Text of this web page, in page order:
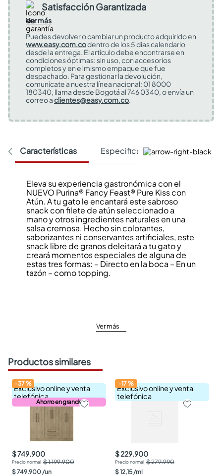
Satisfacción Garantizada
Ver más
Puedes devolver o cambiar un producto adquirido en
www.easy.com.codentro de los 5 días calendario
desde la entrega. El artículo debe encontrarse en
condiciones óptimas: sin uso, con accesorios
completos y en el mismo empaque que fue
despachado. Para gestionar la devolución,
comunícate a nuestra línea nacional: 01 8000
180340, llama desde Bogotá al 746 0340, o envía un
correo aclientes@easy.com.co.
Características Especificaciones Técnicas
Eleva su experiencia gastronómica con el
NUEVO Purina® Fancy Feast® Pure Kiss con
Atún. A tu gato le encantará este sabroso
snack con filete de atún seleccionado a
mano y otros ingredientes naturales en una
salsa cremosa. Hecho sin colorantes,
saborizantes ni conservantes artificiales, este
snack libre de granos deleitará a tu gato y
creará momentos especiales de alguna de
estas tres formas: – Directo en la boca – En un
tazón – como topping.
Ver más
Productos similares
Exclusivo online y venta
telefónica
Ahorro en grande
-37%
$ 749.900
$ 1.199.900
$749.900 /un
Exclusivo online y venta
telefónica
-17%
$ 229.900
$ 279.990
$12,15 /ml